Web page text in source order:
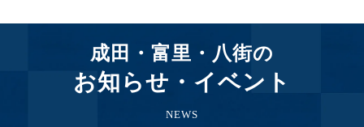
成田・富里・八街の
お知らせ・イベント
NEWS